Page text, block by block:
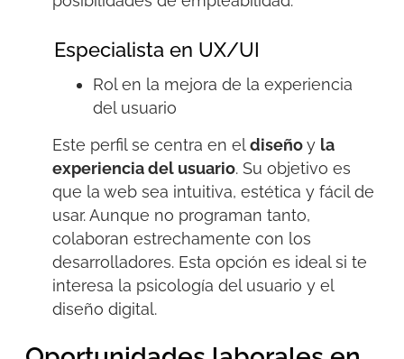
Especialista en UX/UI
Rol en la mejora de la experiencia
del usuario
Este perfil se centra en eldiseñoy la
experiencia del usuario. Su objetivo es
que la web sea intuitiva, estética y fácil de
usar. Aunque no programan tanto,
colaboran estrechamente con los
desarrolladores. Esta opción es ideal si te
interesa la psicología del usuario y el
diseño digital.